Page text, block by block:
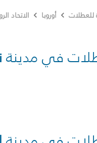
للعطلات أوروبا الاتحاد
في مدينة